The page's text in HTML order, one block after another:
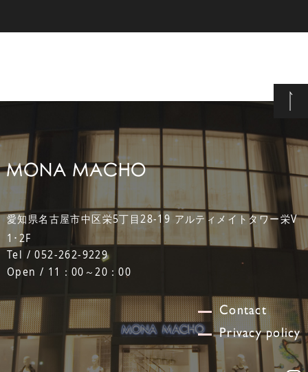
愛知県名古屋市中区栄5丁目28-19 アルティメイトタワー栄V
1･2F
Tel / 052-262-9229
Open / 11：00～20：00
Contact
Privacy policy